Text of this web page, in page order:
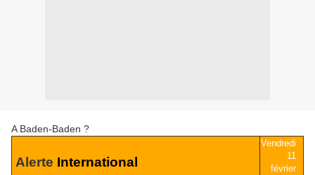
A Baden-Baden ?
Alerte International
Vendredi
11
février